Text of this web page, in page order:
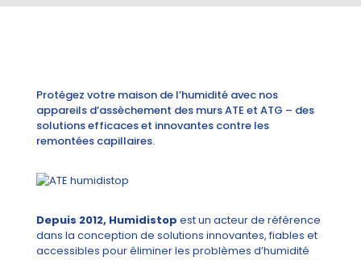
Protégez votre maison de l’humidité avec nos
appareils d’assèchement des murs ATE et ATG – des
solutions efficaces et innovantes contre les
remontées capillaires.
Depuis 2012, Humidistop est un acteur de référence
dans la conception de solutions innovantes, fiables et
accessibles pour éliminer les problèmes d’humidité